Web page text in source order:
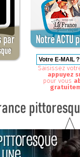
Saisissez
appuyez
pour vous